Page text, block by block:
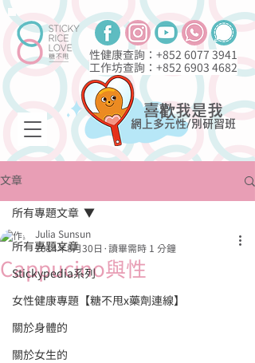
性健康查詢：+852 6077 3941
工作坊查詢：+852 6903 4682
喜歡我是我
網上多元性/別研習班
文章
所有專題文章
Stickypedia系列
女性健康專題【糖不甩x藥劑連線】
關於身體的
關於女生的
所有專題文章
Cappucino與性
Julia Sunsun
2014年8月30日
讀畢需時 1 分鐘